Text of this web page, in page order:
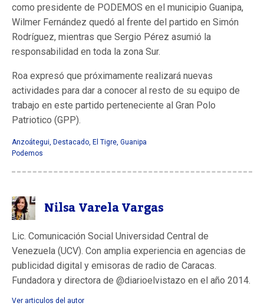
como presidente de PODEMOS en el municipio Guanipa,
Wilmer Fernández quedó al frente del partido en Simón
Rodríguez, mientras que Sergio Pérez asumió la
responsabilidad en toda la zona Sur.
Roa expresó que próximamente realizará nuevas
actividades para dar a conocer al resto de su equipo de
trabajo en este partido perteneciente al Gran Polo
Patriotico (GPP).
Anzoátegui, Destacado, El Tigre, Guanipa
Podemos
Nilsa Varela Vargas
Lic. Comunicación Social Universidad Central de
Venezuela (UCV). Con amplia experiencia en agencias de
publicidad digital y emisoras de radio de Caracas.
Fundadora y directora de @diarioelvistazo en el año 2014.
Ver articulos del autor